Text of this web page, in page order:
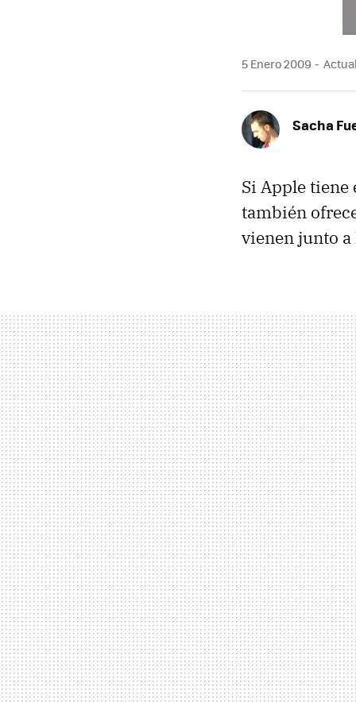
5 Enero 2009
Sacha
Si Apple tiene
también
vienen junto